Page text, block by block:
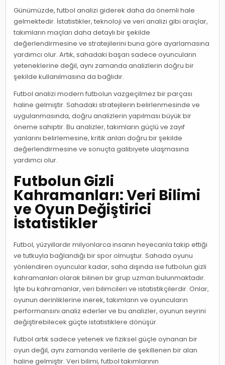
Günümüzde, futbol analizi giderek daha da önemli hale
gelmektedir. İstatistikler, teknoloji ve veri analizi gibi araçlar,
takımların maçları daha detaylı bir şekilde
değerlendirmesine ve stratejilerini buna göre ayarlamasına
yardımcı olur. Artık, sahadaki başarı sadece oyuncuların
yeteneklerine değil, aynı zamanda analizlerin doğru bir
şekilde kullanılmasına da bağlıdır.
Futbol analizi modern futbolun vazgeçilmez bir parçası
haline gelmiştir. Sahadaki stratejilerin belirlenmesinde ve
uygulanmasında, doğru analizlerin yapılması büyük bir
öneme sahiptir. Bu analizler, takımların güçlü ve zayıf
yanlarını belirlemesine, kritik anları doğru bir şekilde
değerlendirmesine ve sonuçta galibiyete ulaşmasına
yardımcı olur.
Futbolun Gizli
Kahramanları: Veri Bilimi
ve Oyun Değiştirici
İstatistikler
Futbol, yüzyıllardır milyonlarca insanın heyecanla takip ettiği
ve tutkuyla bağlandığı bir spor olmuştur. Sahada oyunu
yönlendiren oyuncular kadar, saha dışında ise futbolun gizli
kahramanları olarak bilinen bir grup uzman bulunmaktadır.
İşte bu kahramanlar, veri bilimcileri ve istatistikçilerdir. Onlar,
oyunun derinliklerine inerek, takımların ve oyuncuların
performansını analiz ederler ve bu analizler, oyunun seyrini
değiştirebilecek güçte istatistiklere dönüşür.
Futbol artık sadece yetenek ve fiziksel güçle oynanan bir
oyun değil, aynı zamanda verilerle de şekillenen bir alan
haline gelmiştir. Veri bilimi, futbol takımlarının